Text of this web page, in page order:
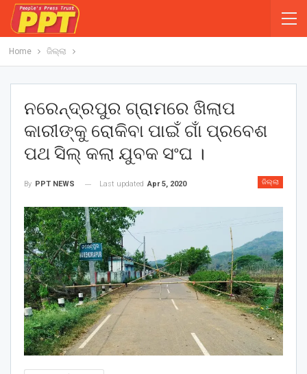
Home ଜିଲ୍ଲା
ନରେନ୍ଦ୍ରପୁର ଗ୍ରାମରେ ଖିଲାପ
କାରୀଙ୍କୁ ରୋକିବା ପାଇଁ ଗାଁ ପ୍ରବେଶ
ପଥ ସିଲ୍ କଲା ଯୁବକ ସଂଘ ।
ଜିଲ୍ଲା
By PPT NEWS Last updated Apr 5, 2020